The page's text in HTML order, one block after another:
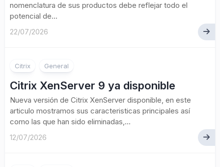
nomenclatura de sus productos debe reflejar todo el
potencial de...
22/07/2026
Citrix General
Citrix XenServer 9 ya disponible
Nueva versión de Citrix XenServer disponible, en este
articulo mostramos sus caracteristicas principales así
como las que han sido eliminadas,...
12/07/2026